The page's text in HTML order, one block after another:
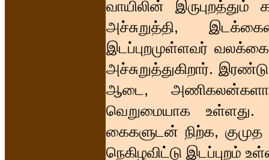
வாயிலின்
அச்சுறுத்தி,
இடப்புறமுள்ளவர்
அச்சுறுத்துகிறார்.
ஆடை,
வெறுமையாக உள்ளது.
கைகளுடன் நிற்க,
நெகிழவிட்டு இடப்புறம்